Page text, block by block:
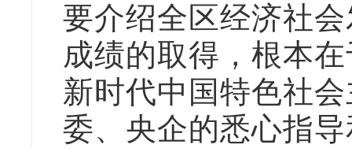
要介绍全区经济社
成绩的取得，根本
新时代中国特色社
委、央企的悉心指